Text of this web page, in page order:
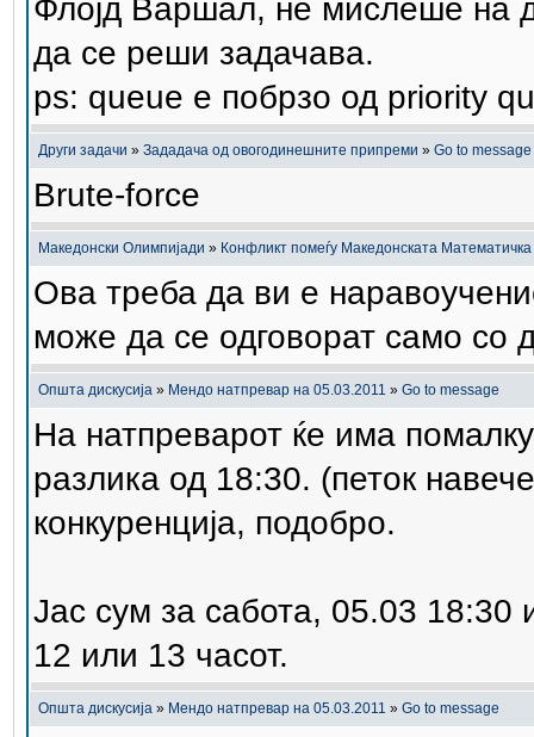
Флојд Варшал, не мислеше на
да се реши задачава.
ps: queue е побрзо од priority
Други задачи » Зададача од овогодинешните припреми » Go to message
Brute-force
Македонски Олимпијади » Конфликт помеѓу Македонската
Ова треба да ви е
може да се одговорат само со
Општа дискусија » Мендо натпревар на 05.03.2011 » Go to message
На натпреварот ќе има
разлика од 18:30. (петок
конкуренција, подобро.
Јас сум за сабота, 05.03 18:30
12 или 13 часот.
Општа дискусија » Мендо натпревар на 05.03.2011 » Go to message